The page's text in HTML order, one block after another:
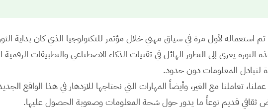
التعليم الرقمي في العام 1999 حين تم استعماله لأول مرة في سياق مهني خلال مؤتمر للتكنولوجيا الذي كان بداية
يعزى إلى التطور الهائل في تقنيات الذكاء الاصطناعي والتطبيقات
لتبادل المعلومات دون حدود.
تعاملنا مع الغير، وأيضاً المهارات التي نحتاجها للازدهار في هذا الواقع
ثقافي قديم نوعاً ما يدور حول شحة المعلومات وصعوبة الحصول عليها.